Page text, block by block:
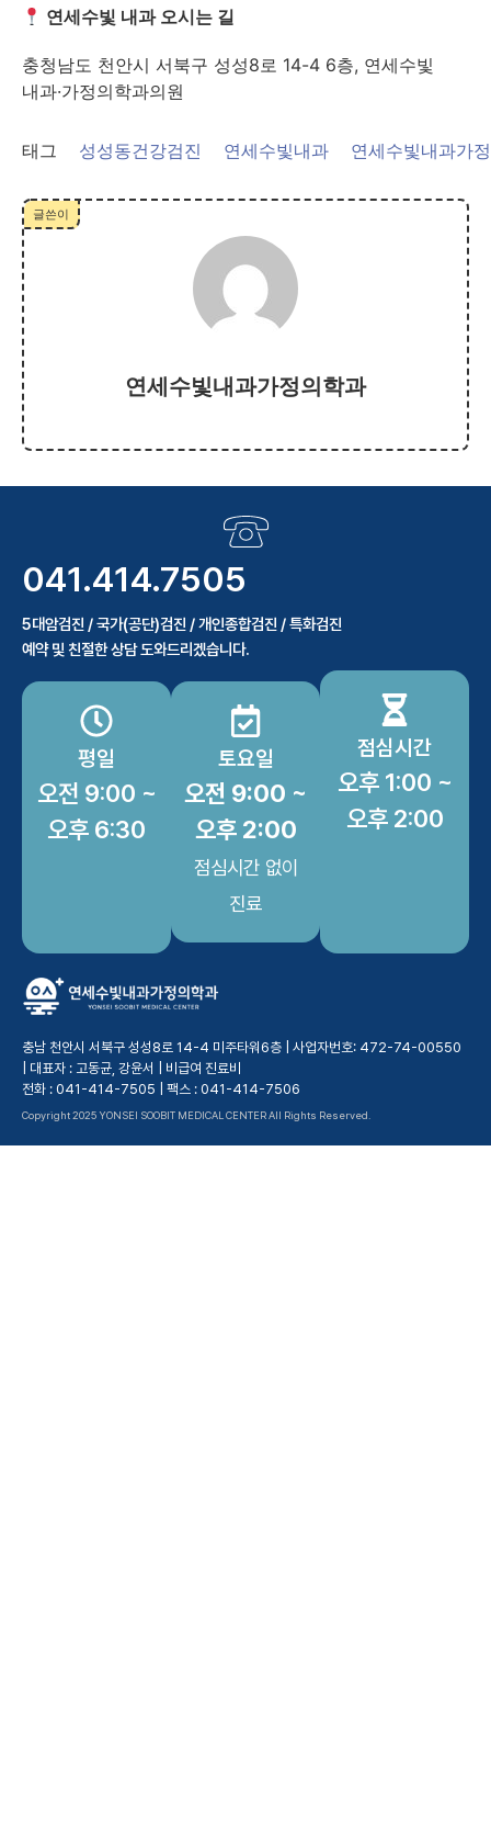
연세수빛 내과 오시는 길
충청남도 천안시 서북구 성성8로 14-4 6층, 연세수빛
내과·가정의학과의원
태그 성성동건강검진 연세수빛내과 연세수빛내과가
글쓴이
연세수빛내과가정의학과
041.414.7505
5대암검진 / 국가(공단)검진 / 개인종합검진 / 특화검진
예약 및 친절한 상담 도와드리겠습니다.
평일
오전 9:00 ~
오후 6:30
토요일
오전 9:00 ~
오후 2:00
점심시간 없이
진료
점심시간
오후 1:00 ~
오후 2:00
충남 천안시 서북구 성성8로 14-4 미주타워6층 | 사업자번호: 472-74-00550
| 대표자 : 고동균, 강윤서 | 비급여 진료비
전화 : 041-414-7505 | 팩스 : 041-414-7506
Copyright 2025 YONSEI SOOBIT MEDICAL CENTER All Rights Reserved.